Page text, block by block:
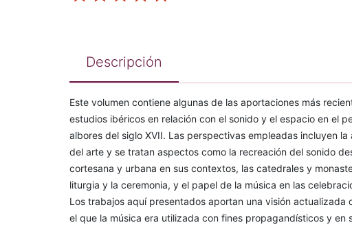
Descripción
Este volumen contiene algunas de las aportaciones más
estudios ibéricos en relación con el sonido y el espacio en el
albores del siglo XVII. Las perspectivas empleadas incluyen
del arte y se tratan aspectos como la recreación del sonido
cortesana y urbana en sus contextos, las catedrales y
liturgia y la ceremonia, y el papel de la música en las
Los trabajos aquí presentados aportan una visión
el que la música era utilizada con fines propagandísticos y